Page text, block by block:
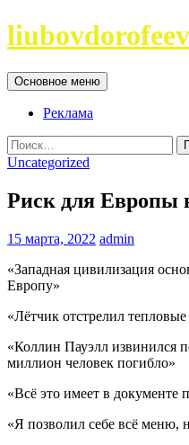
Перейти
к
Поиск
Основное меню
Реклама
Найти:
Uncategorized
Риск для Европы
15 марта, 2022 admin
«Западная цивилизация
Европу»
«Лётчик отстрелил
«Коллин Пауэлл извинился
миллион человек погибло»
«Всё это имеет в документе
«Я позволил себе всё меню,